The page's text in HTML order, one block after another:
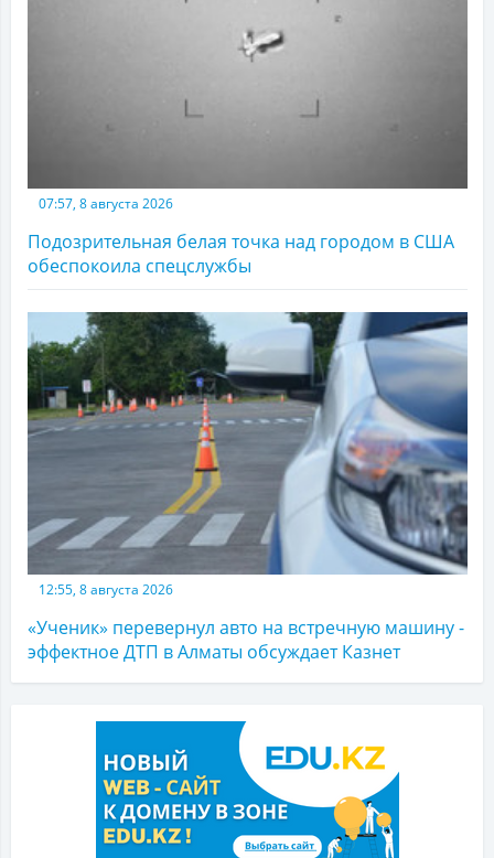
07:57, 8 августа 2026
Подозрительная белая точка над городом в США
обеспокоила спецслужбы
12:55, 8 августа 2026
«Ученик» перевернул авто на встречную машину -
эффектное ДТП в Алматы обсуждает Казнет